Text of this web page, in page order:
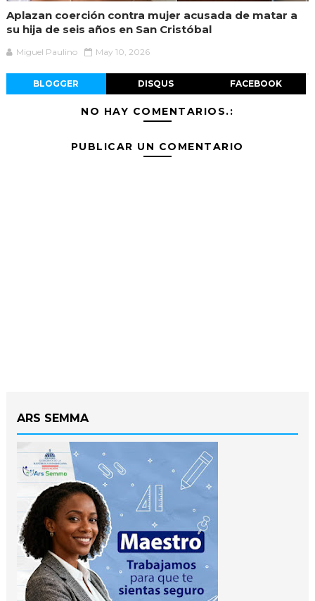
Aplazan coerción contra mujer acusada de matar a
su hija de seis años en San Cristóbal
Miguel Paulino May 10, 2026
BLOGGER DISQUS FACEBOOK
NO HAY COMENTARIOS.:
PUBLICAR UN COMENTARIO
ARS SEMMA